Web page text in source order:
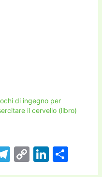
di ingegno per
il cervello (libro)
T
C
Li